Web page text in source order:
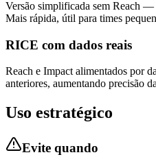
Versão simplificada sem Reach
Mais rápida, útil para times
RICE com dados reais
Reach e Impact alimentados por
anteriores, aumentando precisão
Uso estratégico
Evite quando